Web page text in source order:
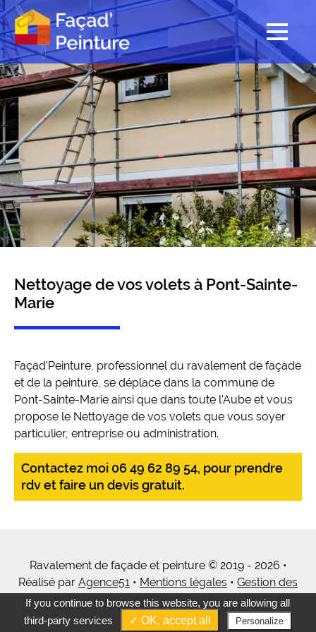
Nettoyage de vos volets à Pont-Sainte-
Marie
Façad'Peinture, professionnel du ravalement de façade
et de la peinture, se déplace dans la commune de
Pont-Sainte-Marie ainsi que dans toute l'Aube et vous
propose le Nettoyage de vos volets que vous soyer
particulier, entreprise ou administration.
Contactez moi 06 49 62 89 54, pour prendre
rdv et faire un devis gratuit.
Ravalement de façade et peinture © 2019 - 2026 •
Réalisé par Agence51 • Mentions légales • Gestion des
cookies•Tous mes services
If you continue to browse this website, you are allowing all
third-party services
✓ OK, accept all Personalize